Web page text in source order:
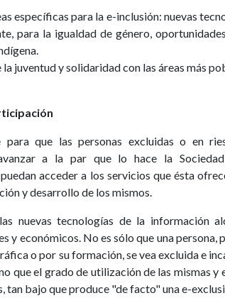
específicas para la e-inclusión: nuevas
para la igualdad de género,
juventud y solidaridad con las áreas más
para que las personas excluidas o en
a la par que lo hace la
acceder a los servicios que ésta
y desarrollo de los mismos.
nuevas tecnologías de la información
y económicos. No es sólo que una
o por su formación, se vea excluida e
que el grado de utilización de las mismas y
tan bajo que produce "de facto" una e-